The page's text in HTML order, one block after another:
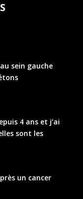
sein gauche
4 ans et j’ai
sont les
un cancer